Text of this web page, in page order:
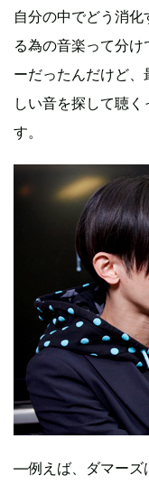
自分の中でどう消
る為の音楽って分
ーだったんだけど
しい音を探して聴
す。
―例えば、ダマーズ